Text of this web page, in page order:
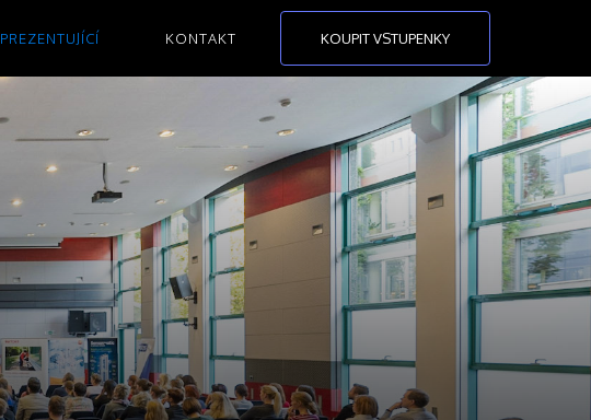
PREZENTUJÍCÍ KONTAKT KOUPIT VSTUPENKY